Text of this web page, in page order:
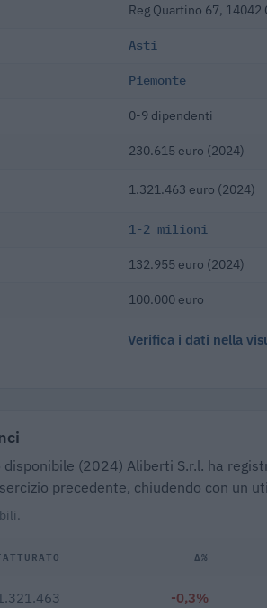
Reg Quartino 67, 14042
Asti
Piemonte
0-9 dipendenti
230.615 euro (2024)
1.321.463 euro (2024)
1-2 milioni
132.955 euro (2024)
100.000 euro
Verifica i dati nella
(2024) Aliberti S.r.l. ha
precedente, chiudendo con un
Δ%
-0,3%